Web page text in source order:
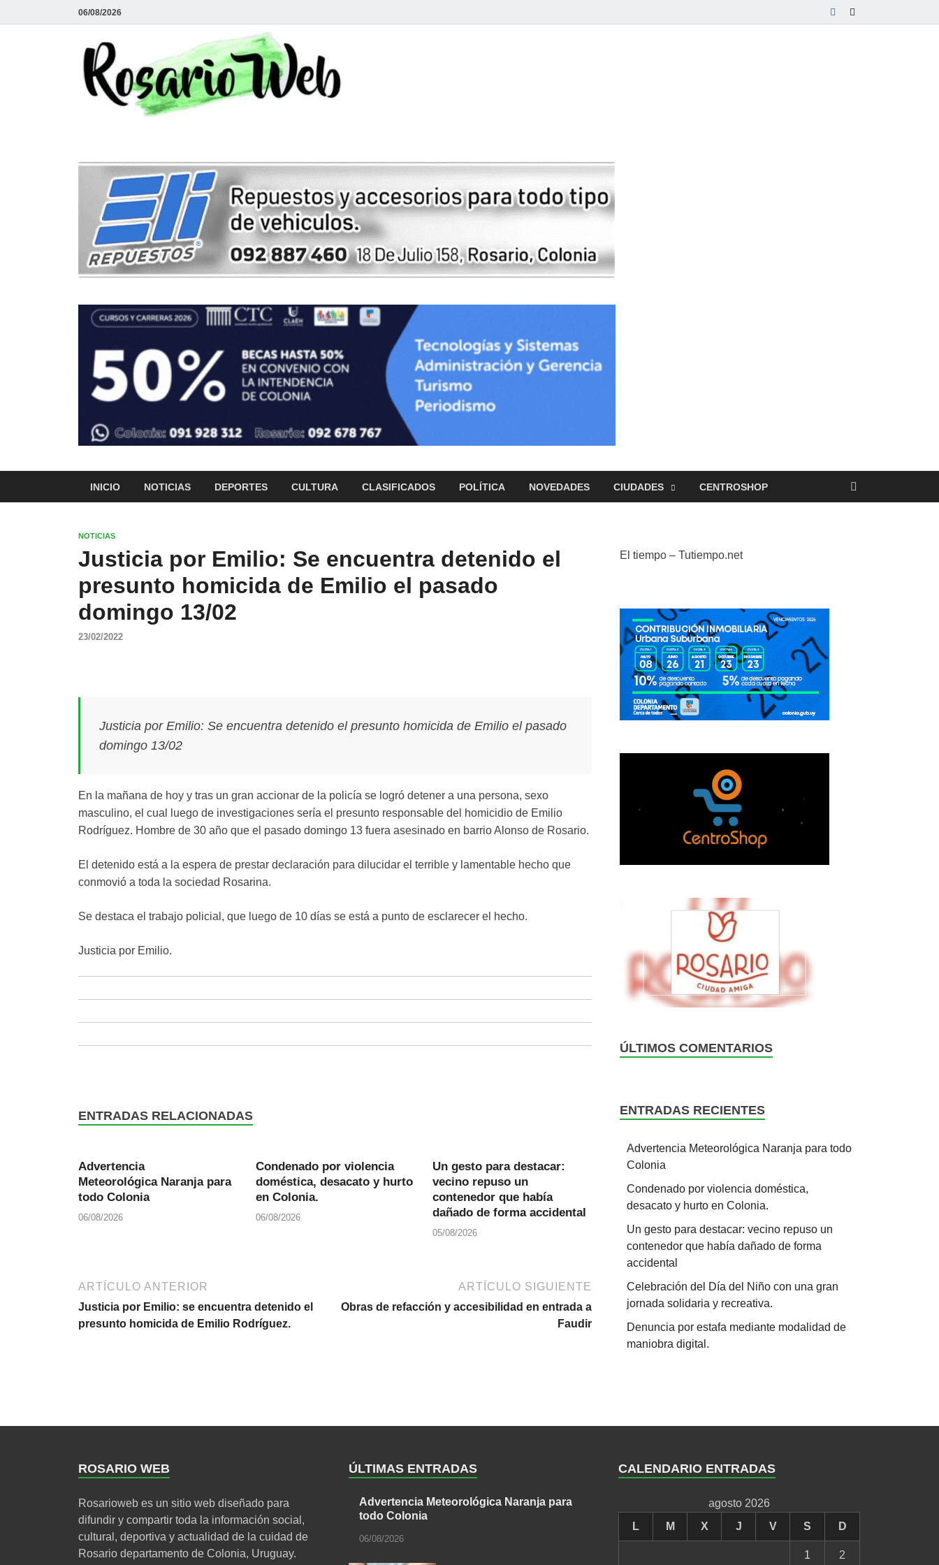
06/08/2026
INICIO NOTICIAS DEPORTES CULTURA CLASIFICADOS POLÍTICA NOVEDADES CIUDADES CENTROSHOP
NOTICIAS
Justicia por Emilio: Se encuentra detenido el
presunto homicida de Emilio el pasado
domingo 13/02
23/02/2022
Justicia por Emilio: Se encuentra detenido el presunto homicida de Emilio el pasado
domingo 13/02
En la mañana de hoy y tras un gran accionar de la policía se logró detener a una persona, sexo
masculino, el cual luego de investigaciones sería el presunto responsable del homicidio de Emilio
Rodríguez. Hombre de 30 año que el pasado domingo 13 fuera asesinado en barrio Alonso de Rosario.
El detenido está a la espera de prestar declaración para dilucidar el terrible y lamentable hecho que
conmovió a toda la sociedad Rosarina.
Se destaca el trabajo policial, que luego de 10 días se está a punto de esclarecer el hecho.
Justicia por Emilio.
ENTRADAS RELACIONADAS
Advertencia
Meteorológica Naranja para
todo Colonia
06/08/2026
Condenado por violencia
doméstica, desacato y hurto
en Colonia.
06/08/2026
Un gesto para destacar:
vecino repuso un
contenedor que había
dañado de forma accidental
05/08/2026
ARTÍCULO ANTERIOR
Justicia por Emilio: se encuentra detenido el
presunto homicida de Emilio Rodríguez.
ARTÍCULO SIGUIENTE
Obras de refacción y accesibilidad en entrada a
Faudir
El tiempo – Tutiempo.net
ÚLTIMOS COMENTARIOS
ENTRADAS RECIENTES
Advertencia Meteorológica Naranja para todo
Colonia
Condenado por violencia doméstica,
desacato y hurto en Colonia.
Un gesto para destacar: vecino repuso un
contenedor que había dañado de forma
accidental
Celebración del Día del Niño con una gran
jornada solidaria y recreativa.
Denuncia por estafa mediante modalidad de
maniobra digital.
ROSARIO WEB
Rosarioweb es un sitio web diseñado para
difundir y compartir toda la información social,
cultural, deportiva y actualidad de la cuidad de
Rosario departamento de Colonia, Uruguay.
ÚLTIMAS ENTRADAS
Advertencia Meteorológica Naranja para
todo Colonia
06/08/2026
CALENDARIO ENTRADAS
agosto 2026
L
M X J V S D
1 2